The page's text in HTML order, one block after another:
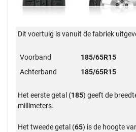
Dit voertuig is vanuit de fabriek
Voorband
185/65R15
Achterband
185/65R15
Het eerste getal (185) geeft de
millimeters.
Het tweede getal (65) is de hoogte